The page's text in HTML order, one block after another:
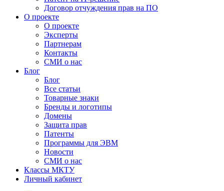
Договор отчуждения прав на ПО
О проекте
О проекте
Эксперты
Партнерам
Контакты
СМИ о нас
Блог
Блог
Все статьи
Товарные знаки
Бренды и логотипы
Домены
Защита прав
Патенты
Программы для ЭВМ
Новости
СМИ о нас
Классы МКТУ
Личный кабинет